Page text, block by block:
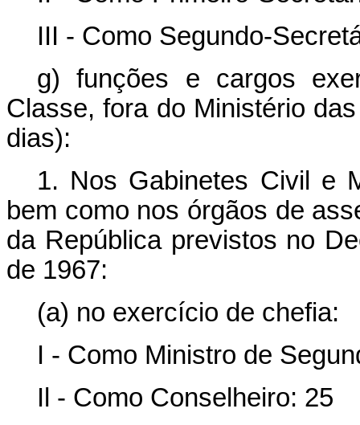
III - Como Segundo-
g) funções e cargos
Classe, fora do Ministério
dias):
1. Nos Gabinetes Civil e
bem como nos órgãos de
da República previstos no
de 1967:
(a) no exercício de chefia:
I - Como Ministro de
Il - Como Conselheiro: 25